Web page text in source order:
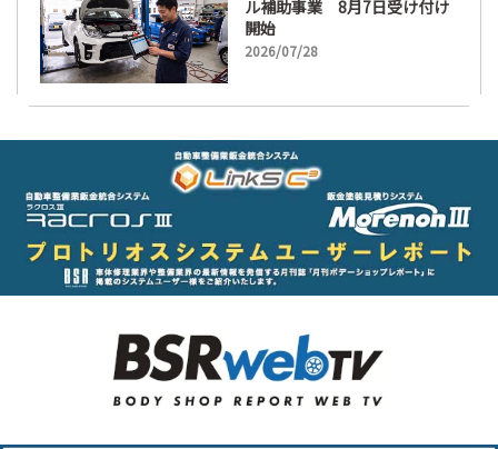
ル補助事業 8月7日受け付け
開始
2026/07/28